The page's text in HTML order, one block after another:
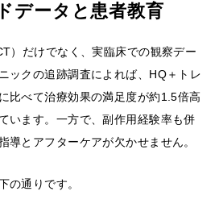
データと患者教育
）だけでなく、実臨床での観察デー
ックの追跡調査によれば、HQ＋トレ
比べて治療効果の満足度が約1.5倍高
います。一方で、副作用経験率も併
導とアフターケアが欠かせません。
の通りです。